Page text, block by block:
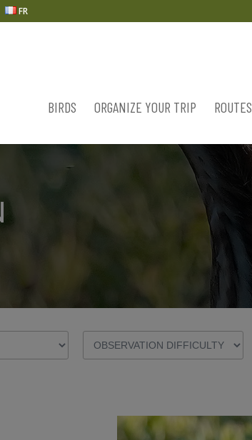
FR
BIRDS ORGANIZE YOUR TRIP ROUTES